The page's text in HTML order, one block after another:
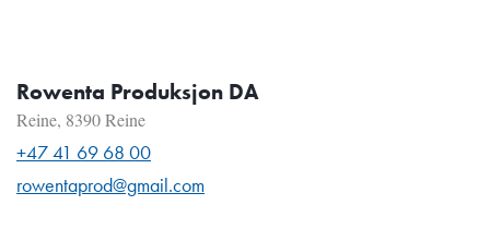
Rowenta Produksjon DA
Reine, 8390 Reine
+47 41 69 68 00
rowentaprod@gmail.com